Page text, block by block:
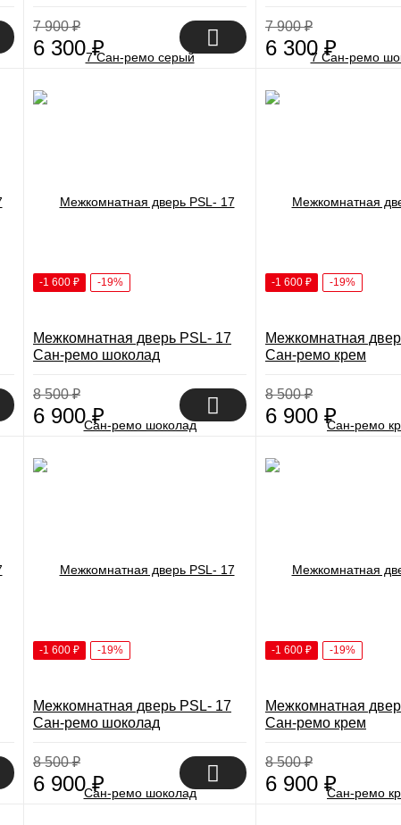
7 900₽
6 300₽
7 900₽
6 300₽
-1 600 ₽ -19%
Межкомнатная дверь PSL- 17
Сан-ремо шоколад
8 500₽
6 900₽
-1 600 ₽ -19%
Межкомнатная
Сан-ремо крем
8 500₽
6 900 ₽
-1 600 ₽ -19%
Межкомнатная дверь PSL- 17
Сан-ремо шоколад
8 500₽
6 900₽
-1 600 ₽ -19%
Межкомнатная
Сан-ремо крем
8 500₽
6 900 ₽